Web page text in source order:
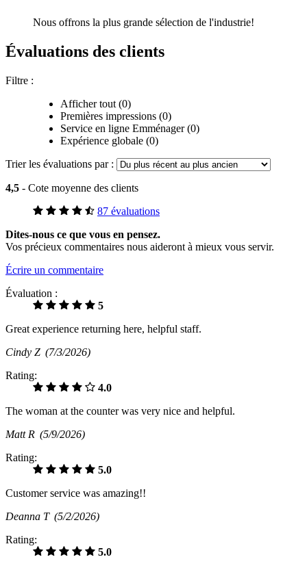
Nous offrons la plus grande sélection de l'industrie!
Évaluations des clients
Filtre :
Afficher tout (0)
Premières impressions (0)
Service en ligne Emménager (0)
Expérience globale (0)
Trier les évaluations par :
4,5 - Cote moyenne des clients
87 évaluations
Dites-nous ce que vous en pensez.
Vos précieux commentaires nous aideront à mieux vous servir.
Écrire un commentaire
Évaluation :
5
Great experience returning here, helpful staff.
Cindy Z (7/3/2026)
Rating:
4.0
The woman at the counter was very nice and helpful.
Matt R (5/9/2026)
Rating:
5.0
Customer service was amazing!!
Deanna T (5/2/2026)
Rating:
5.0